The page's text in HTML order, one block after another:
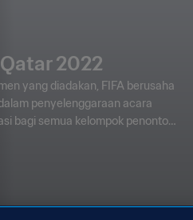
2022
yang diadakan, FIFA berusaha
penyelenggaraan acara
bagi semua kelompok penonton,
kompetisi hingga